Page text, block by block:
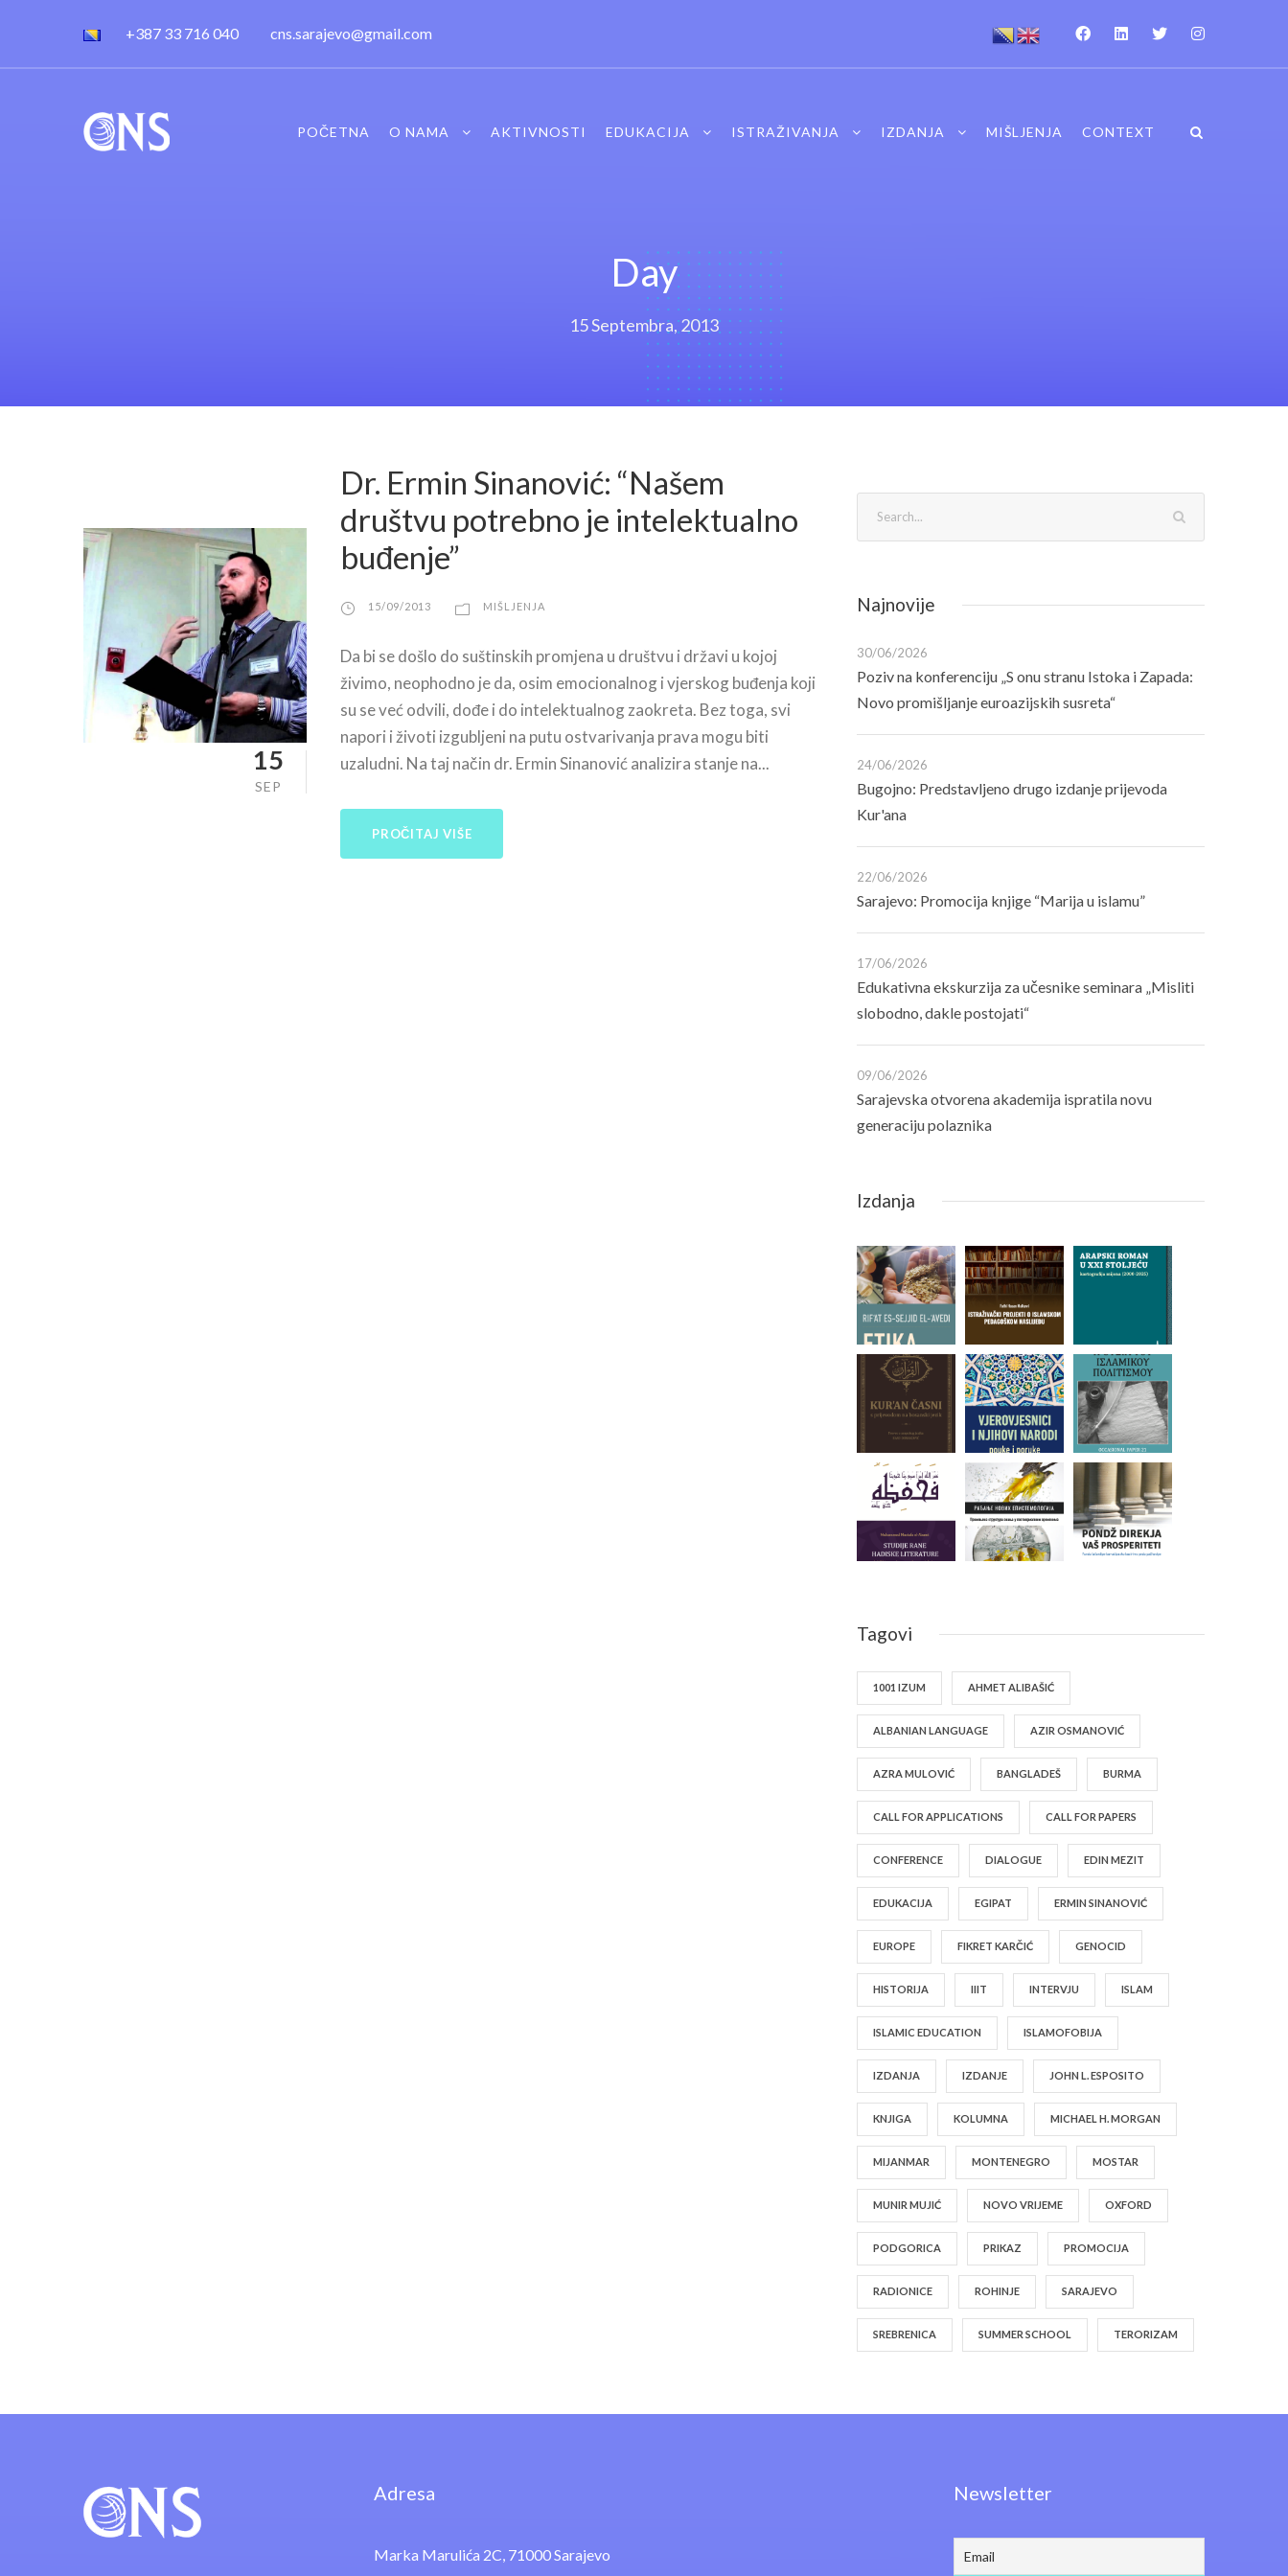
+387 33 716 040 cns.sarajevo@gmail.com
POČETNA O NAMA AKTIVNOSTI EDUKACIJA ISTRAŽIVANJA IZDANJA MIŠLJENJA CONTEXT
Day
15 Septembra, 2013
15
SEP
Dr. Ermin Sinanović: “Našem
društvu potrebno je intelektualno
buđenje”
15/09/2013 MIŠLJENJA
Da bi se došlo do suštinskih promjena u društvu i državi u kojoj
živimo, neophodno je da, osim emocionalnog i vjerskog buđenja koji
su se već odvili, dođe i do intelektualnog zaokreta. Bez toga, svi
napori i životi izgubljeni na putu ostvarivanja prava mogu biti
uzaludni. Na taj način dr. Ermin Sinanović analizira stanje na...
PROČITAJ VIŠE
Najnovije
30/06/2026
Poziv na konferenciju „S onu stranu Istoka i Zapada:
Novo promišljanje euroazijskih susreta“
24/06/2026
Bugojno: Predstavljeno drugo izdanje prijevoda
Kur'ana
22/06/2026
Sarajevo: Promocija knjige “Marija u islamu”
17/06/2026
Edukativna ekskurzija za učesnike seminara „Misliti
slobodno, dakle postojati“
09/06/2026
Sarajevska otvorena akademija ispratila novu
generaciju polaznika
Izdanja
Tagovi
1001 IZUM AHMET ALIBAŠIĆ
ALBANIAN LANGUAGE AZIR OSMANOVIĆ
AZRA MULOVIĆ BANGLADEŠ BURMA
CALL FOR APPLICATIONS CALL FOR PAPERS
CONFERENCE DIALOGUE EDIN MEZIT
EDUKACIJA EGIPAT ERMIN SINANOVIĆ
EUROPE FIKRET KARČIĆ GENOCID
HISTORIJA IIIT INTERVJU ISLAM
ISLAMIC EDUCATION ISLAMOFOBIJA
IZDANJA IZDANJE JOHN L. ESPOSITO
KNJIGA KOLUMNA MICHAEL H. MORGAN
MIJANMAR MONTENEGRO MOSTAR
MUNIR MUJIĆ NOVO VRIJEME OXFORD
PODGORICA PRIKAZ PROMOCIJA
RADIONICE ROHINJE SARAJEVO
SREBRENICA SUMMER SCHOOL TERORIZAM
Adresa
Marka Marulića 2C, 71000 Sarajevo
Newsletter